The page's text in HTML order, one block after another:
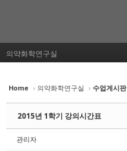
의약화학연구실
Home › 의약화학연구실 › 수업게시판
2015년 1학기 강의시간표
관리자